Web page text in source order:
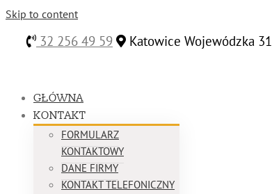
Skip to content
32 256 49 59 Katowice Wojewódzka 31
GŁÓWNA
KONTAKT
FORMULARZ
KONTAKTOWY
DANE FIRMY
KONTAKT TELEFONICZNY